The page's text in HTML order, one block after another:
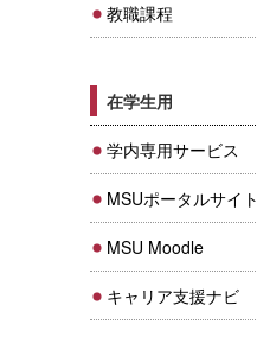
教職課程
在学生用
学内専用サービス
MSUポータルサイト
MSU Moodle
キャリア支援ナビ